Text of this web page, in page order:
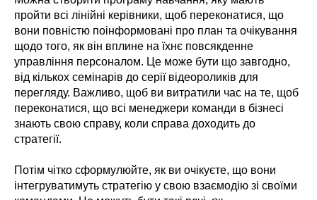
пройти всі лінійні керівники, щоб переконатися, що
вони повністю поінформовані про план та очікування
щодо того, як він вплине на їхнє повсякденне
управління персоналом. Це може бути що завгодно,
від кількох семінарів до серії відеороликів для
перегляду. Важливо, щоб ви витратили час на те, щоб
переконатися, що всі менеджери команди в бізнесі
знають свою справу, коли справа доходить до
стратегії.
Потім чітко сформулюйте, як ви очікуєте, що вони
інтегруватимуть стратегію у свою взаємодію зі своїми